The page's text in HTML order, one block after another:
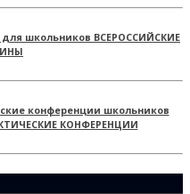
ВСЕРОССИЙСКИЕ
КОНФЕРЕНЦИИ